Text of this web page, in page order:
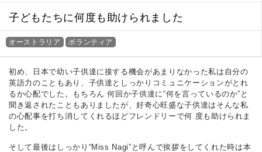
子どもたちに何度も助けられました
オーストラリア ボランティア
初め、日本で幼い子供達に接する機会があまりなかった私は自分の
英語力のこともあり、子供達としっかりコミュニケーションがとれ
るか心配でした。もちろん 何回か子供達に“何を言っているのか”と
聞き返されたこともありましたが、好奇心旺盛な子供達はそんな私
の心配事を打ち消してくれるほどフレンドリーで何 度も助けられま
した。
そして最後はしっかり“Miss Nagi”と呼んで挨拶をしてくれた時は本